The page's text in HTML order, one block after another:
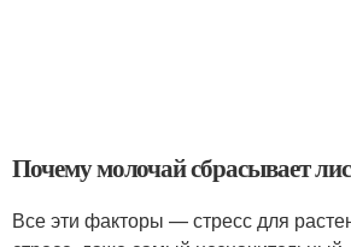
Почему молочай сбрасывает
Все эти факторы — стресс для